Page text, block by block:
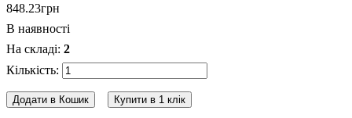
848.23грн
В наявності
2
Додати в Кошик Купити в 1 клік